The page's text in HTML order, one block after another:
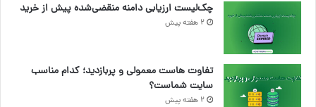
چک‌لیست ارزیابی دامنه منقضی‌شده پیش از خرید
2 هفته پیش
تفاوت هاست معمولی و پربازدید؛ کدام مناسب
سایت شماست؟
2 هفته پیش